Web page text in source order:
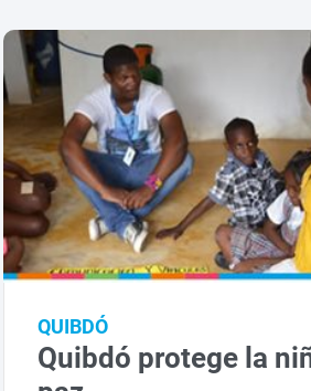
QUIBDÓ
Quibdó protege la